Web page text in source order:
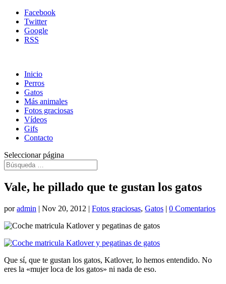
Facebook
Twitter
Google
RSS
Inicio
Perros
Gatos
Más animales
Fotos graciosas
Vídeos
Gifs
Contacto
Seleccionar página
Vale, he pillado que te gustan los gatos
poradmin | Nov 20, 2012 | Fotos graciosas, Gatos | 0 Comentarios
Que sí, que te gustan los gatos, Katlover, lo hemos entendido. No
eres la «mujer loca de los gatos» ni nada de eso.